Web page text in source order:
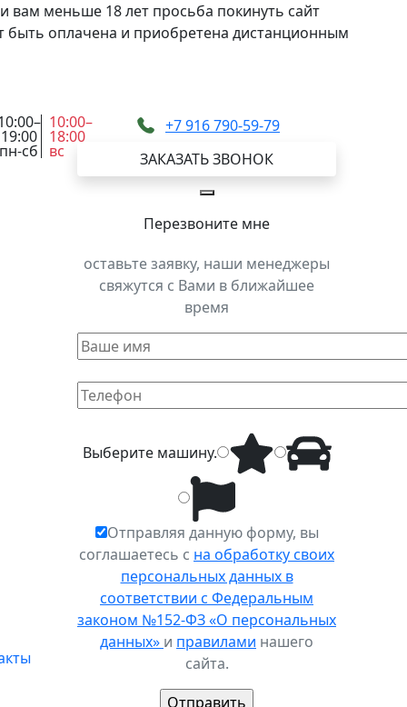
меньше 18 лет просьба покинуть сайт
быть оплачена и приобретена дистанционным
19:00
пн-сб
10:00–
18:00
вс
+7 916 790-59-79
ЗАКАЗАТЬ ЗВОНОК
Перезвоните мне
оставьте заявку, наши менеджеры
свяжутся с Вами в ближайшее
время
Выберитемашину.
Отправляя данную форму, вы
соглашаетесь с на обработку своих
персональных данных в
соответствии с Федеральным
законом №152-ФЗ «О персональных
данных» и правилами нашего
сайта.